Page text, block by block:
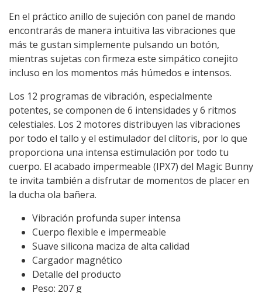
En el práctico anillo de sujeción con panel de mando
encontrarás de manera intuitiva las vibraciones que
más te gustan simplemente pulsando un botón,
mientras sujetas con firmeza este simpático conejito
incluso en los momentos más húmedos e intensos.
Los 12 programas de vibración, especialmente
potentes, se componen de 6 intensidades y 6 ritmos
celestiales. Los 2 motores distribuyen las vibraciones
por todo el tallo y el estimulador del clítoris, por lo que
proporciona una intensa estimulación por todo tu
cuerpo. El acabado impermeable (IPX7) del Magic Bunny
te invita también a disfrutar de momentos de placer en
la ducha ola bañera.
Vibración profunda super intensa
Cuerpo flexible e impermeable
Suave silicona maciza de alta calidad
Cargador magnético
Detalle del producto
Peso: 207 g